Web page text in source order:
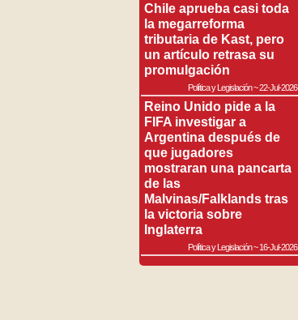
Chile aprueba casi toda
la megarreforma
tributaria de Kast, pero
un artículo retrasa su
promulgación
Política y Legislación~22-Jul-2026
Reino Unido pide a la
FIFA investigar a
Argentina después de
que jugadores
mostraran una pancarta
de las
Malvinas/Falklands tras
la victoria sobre
Inglaterra
Política y Legislación~16-Jul-2026